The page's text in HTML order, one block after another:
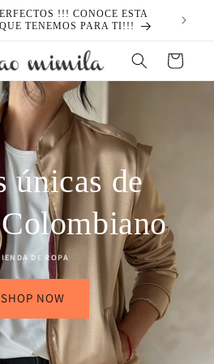
!!! CONOCE ESTA
QUE TENEMOS PARA TI!!!
Carrito
únicas de
DE ROPA
SHOP NOW